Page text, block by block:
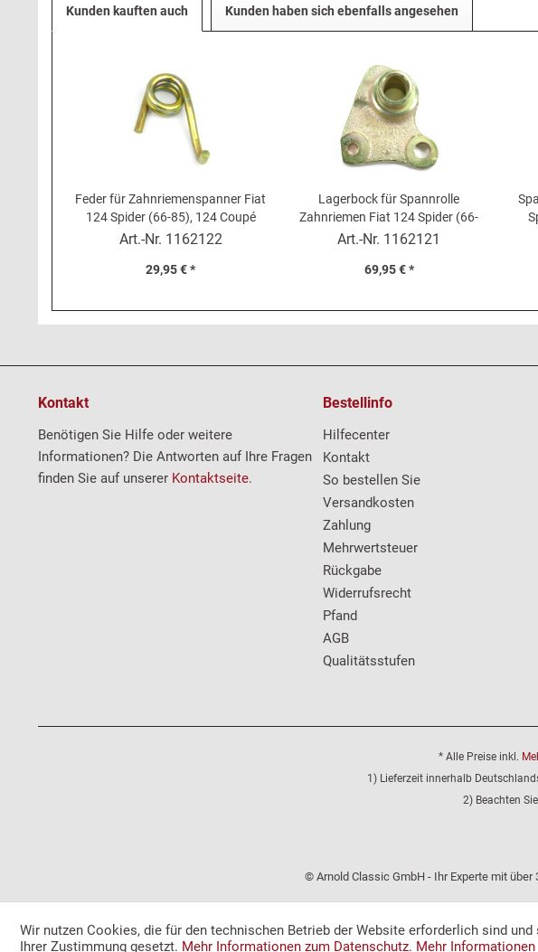
Kunden kauften auch Kunden haben sich ebenfalls angesehen
Feder für Zahnriemenspanner Fiat
124 Spider (66-85), 124 Coupé
Art.-Nr. 1162122
29,95 € *
Lagerbock für Spannrolle
Zahnriemen Fiat 124 Spider (66-
78), 124 Coupé
Art.-Nr. 1162121
69,95 € *
Kontakt
Benötigen Sie Hilfe oder weitere
Informationen? Die Antworten auf Ihre Fragen
finden Sie auf unserer Kontaktseite.
Bestellinfo
Hilfecenter
Kontakt
So bestellen Sie
Versandkosten
Zahlung
Mehrwertsteuer
Rückgabe
Widerrufsrecht
Pfand
AGB
Qualitätsstufen
* Alle Preise inkl.
1) Lieferzeit innerhalb
2) Beachten
© Arnold Classic GmbH - Ihr Experte mit
Wir nutzen Cookies, die für den technischen Betrieb der Website erforderlich sind
Ihrer Zustimmung gesetzt. Mehr Informationen zum Datenschutz. Mehr Informationen